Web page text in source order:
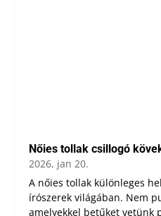
Nőies tollak csillogó
2026, jan 20.
A nőies tollak különleges
írószerek világában. Nem
amelyekkel betűket vetünk